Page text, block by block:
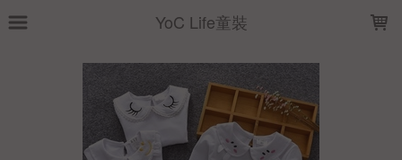
YoC Life童裝